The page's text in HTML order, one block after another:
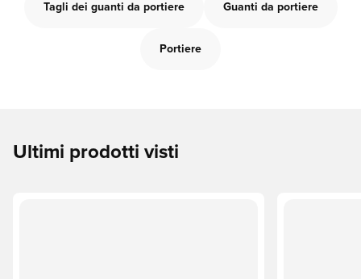
Tagli dei guanti da portiere Guanti da portiere
Portiere
Ultimi prodotti visti